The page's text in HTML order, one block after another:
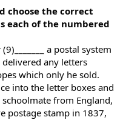
choose the correct
each of the numbered
a postal system
any letters
which only he sold.
into the letter boxes and
from England,
postage stamp in 1837,